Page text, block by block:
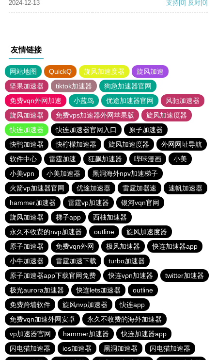
2024-12-13 支持[0] 反对[0]
友情链接
网站地图 QuickQ 旋风加速度器
旋风加速
坚果加速器
tiktok加速器
狗急加速器官网
免费vqn外网加速
小蓝鸟 优途加速器官网
风驰加速器
旋风加速器
免费vps加速器外网苹果版
旋风加速度器
快连加速器
快连加速器官网入口
原子加速器
快鸭加速器
快柠檬加速器 旋风加速度器
外网网址导航
软件中心
雷霆加速 狂飙加速器 哔咔漫画
小美
小美vpn
小美加速器
黑洞海外npv加速梯子
火箭vp加速器官网
优途加速器 雷霆加器速
速帆加速器
hammer加速器
雷霆vp加速器
银河vqn官网
旋风加速器
梯子app
西柚加速器
永久不收费的nvp加速器
outline
旋风加速度器
原子加速器
免费vqn外网 极风加速器
快连加速器app
小牛加速器
雷霆加速下载
turbo加速器
原子加速器app下载官网免费
快连vρn加速器
twitter加速器
极光aurora加速器
快连lets加速器
outline
免费跨墙软件
旋风nvp加速器
快连app
免费vqn加速外网安卓
永久不收费的海外加速器
vp加速器官网
hammer加速器
快连加速器app
闪电猫加速器
ios加速器 黑洞加速器
闪电猫加速器